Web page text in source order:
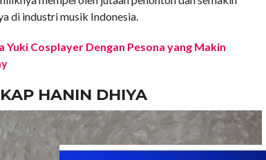
di industri musik Indonesia.
Yuki Cosplayer Dengan Pesona yang Makin
HANIN DHIYA